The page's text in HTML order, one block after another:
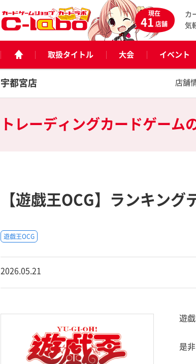
現在
41店舗
カ
気
取扱タイトル 大会 イベント
宇都宮店 店舗
トレーディングカードゲーム
【遊戯王OCG】ランキング
遊戯王OCG
2026.05.21
遊
是